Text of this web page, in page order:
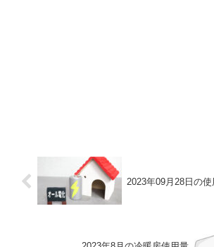
2023年09月28日の